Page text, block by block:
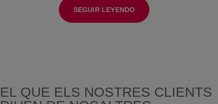
SEGUIR LEYENDO
EL QUE ELS NOSTRES CLIENTS